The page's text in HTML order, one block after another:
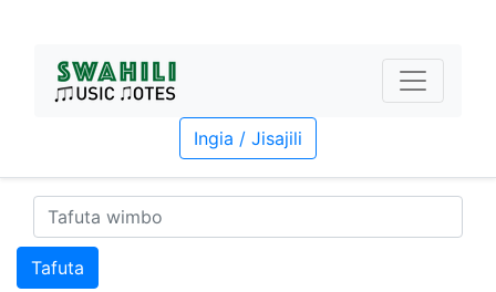
Ingia / Jisajili
Tafuta